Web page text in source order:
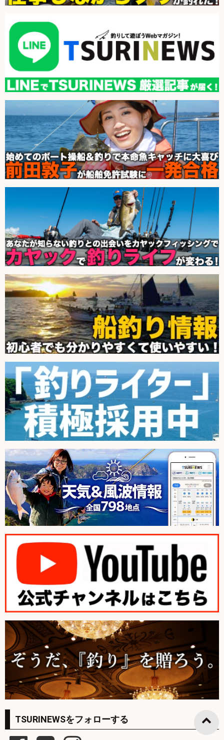
TSURINEWSをフォローする